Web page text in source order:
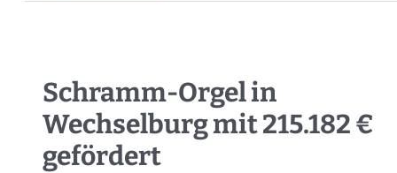
Schramm-Orgel in
Wechselburg mit 215.182 €
gefördert